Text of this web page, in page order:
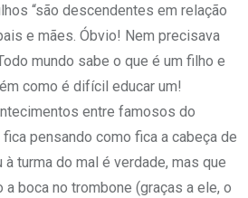
“são descendentes em relação
e mães. Óbvio! Nem precisava
mundo sabe o que é um filho e
como é difícil educar um!
entre famosos do
pensando como fica a cabeça de
turma do mal é verdade, mas que
boca no trombone (graças a ele, o